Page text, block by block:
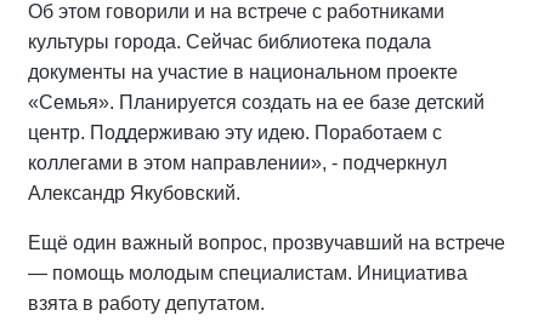
Об этом говорили и на встрече с работниками
культуры города. Сейчас библиотека подала
документы на участие в национальном проекте
«Семья». Планируется создать на ее базе детский
центр. Поддерживаю эту идею. Поработаем с
коллегами в этом направлении», - подчеркнул
Александр Якубовский.
Ещё один важный вопрос, прозвучавший на встрече
— помощь молодым специалистам. Инициатива
взята в работу депутатом.